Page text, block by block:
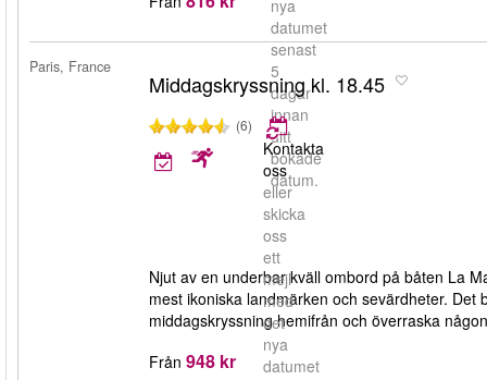
nya
datumet
senast
5
dagar
innan
ditt
bokade
datum.
Paris, France
Middagskryssning kl. 18.45
(6)
Kontakta
oss
eller
skicka
oss
ett
mejl
med
det
nya
datumet
Njut av en underbar kväll ombord på båten La
mest ikoniska landmärken och sevärdheter.
middagskryssning hemifrån och överraska
Från 948 kr